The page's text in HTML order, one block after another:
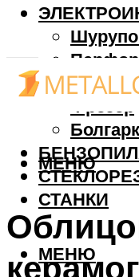
Дрель
Фрезер
СТАНКИ
МЕНЮ
МЕНЮ